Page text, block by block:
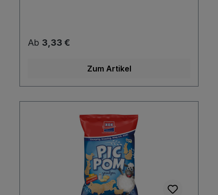
zwischendurch zu genießen.
Regulärer Preis:
Ab 3,33 €
Zum Artikel